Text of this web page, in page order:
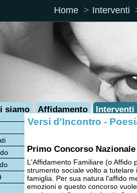
Interventi Versi
Interventi Contatti
Versi d'Incontro - Poesia
Primo Concorso Nazionale di
L'Affidamento Familiare (o Affido per
strumento sociale volto a tutelare il diritto del
famiglia. Per sua natura l'affido mette in
emozioni e questo concorso vuole costituire
esprimere tali emozioni sotto forma di
disegni.